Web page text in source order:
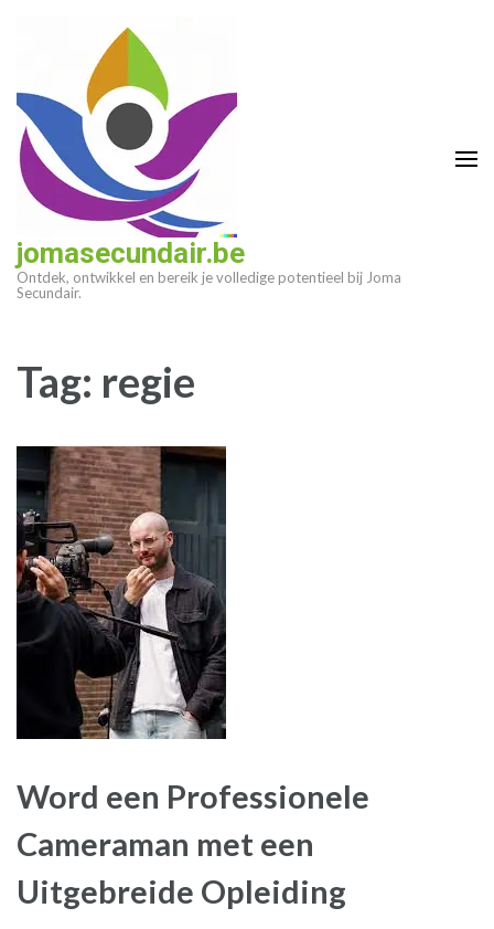
(druk
enter)
jomasecundair.be
Ontdek, ontwikkel en bereik je volledige potentieel bij Joma
Secundair.
Tag: regie
Word een Professionele
Cameraman met een
Uitgebreide Opleiding